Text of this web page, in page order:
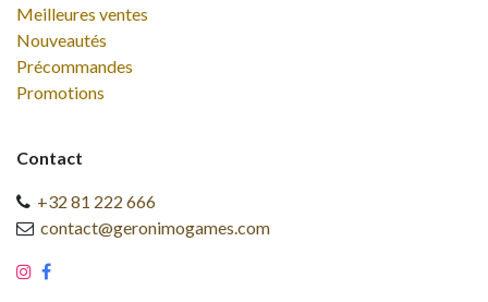
Meilleures ventes
Nouveautés
Précommandes
Promotions
Contact
+32 81 222 666
contact@geronimogames.com